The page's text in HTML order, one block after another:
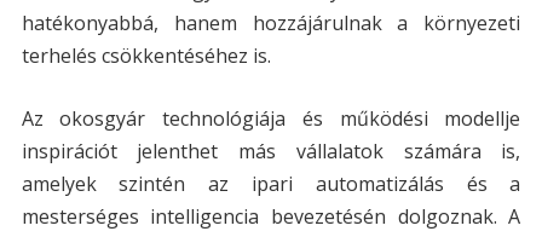
hatékonyabbá, hanem hozzájárulnak a környezeti
terhelés csökkentéséhez is.
Az okosgyár technológiája és működési modellje
inspirációt jelenthet más vállalatok számára is,
amelyek szintén az ipari automatizálás és a
mesterséges intelligencia bevezetésén dolgoznak. A